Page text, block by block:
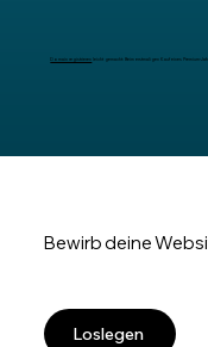
Domain registrieren leicht gemacht: Beim erstmaligen Kauf eines Premium-
Bewirb deine
Loslegen